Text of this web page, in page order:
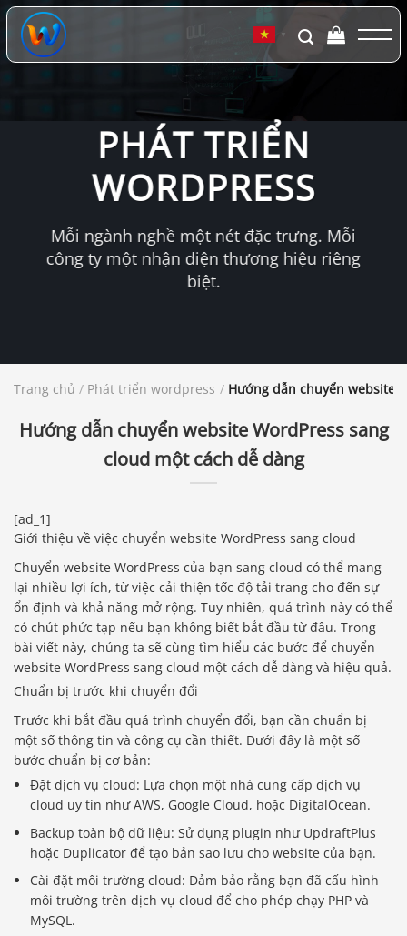
Chuyển
đến
dung
▼
PHÁT TRIỂN
WORDPRESS
Mỗi ngành nghề một nét đặc trưng. Mỗi
công ty một nhận diện thương hiệu riêng
biệt.
Trang chủ / Phát triển wordpress / Hướng dẫn chuyển website
Hướng dẫn chuyển website WordPress sang
cloud một cách dễ dàng
[ad_1]
Giới thiệu về việc chuyển website WordPress sang cloud
Chuyển website WordPress của bạn sang cloud có thể mang
lại nhiều lợi ích, từ việc cải thiện tốc độ tải trang cho đến sự
ổn định và khả năng mở rộng. Tuy nhiên, quá trình này có thể
có chút phức tạp nếu bạn không biết bắt đầu từ đâu. Trong
bài viết này, chúng ta sẽ cùng tìm hiểu các bước để chuyển
website WordPress sang cloud một cách dễ dàng và hiệu quả.
Chuẩn bị trước khi chuyển đổi
Trước khi bắt đầu quá trình chuyển đổi, bạn cần chuẩn bị
một số thông tin và công cụ cần thiết. Dưới đây là một số
bước chuẩn bị cơ bản:
Đặt dịch vụ cloud: Lựa chọn một nhà cung cấp dịch vụ
cloud uy tín như AWS, Google Cloud, hoặc DigitalOcean.
Backup toàn bộ dữ liệu: Sử dụng plugin như UpdraftPlus
hoặc Duplicator để tạo bản sao lưu cho website của bạn.
Cài đặt môi trường cloud: Đảm bảo rằng bạn đã cấu hình
môi trường trên dịch vụ cloud để cho phép chạy PHP và
MySQL.